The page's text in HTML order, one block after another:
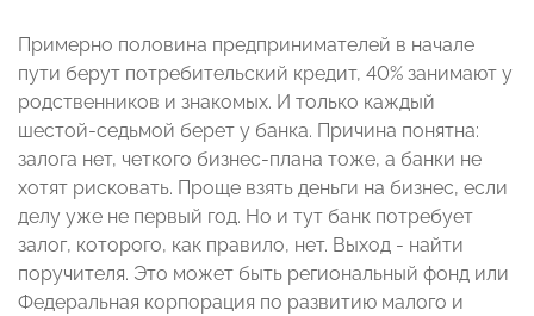
Примерно половина предпринимателей в начале
пути берут потребительский кредит, 40% занимают у
родственников и знакомых. И только каждый
шестой-седьмой берет у банка. Причина понятна:
залога нет, четкого бизнес-плана тоже, а банки не
хотят рисковать. Проще взять деньги на бизнес, если
делу уже не первый год. Но и тут банк потребует
залог, которого, как правило, нет. Выход - найти
поручителя. Это может быть региональный фонд или
Федеральная корпорация по развитию малого и